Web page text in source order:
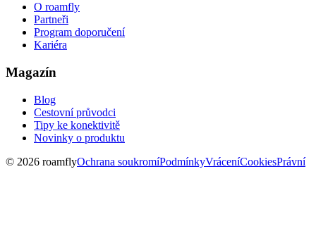
O roamfly
Partneři
Program doporučení
Kariéra
Magazín
Blog
Cestovní průvodci
Tipy ke konektivitě
Novinky o produktu
© 2026 roamflyOchrana soukromíPodmínkyVráceníCookiesPrávní